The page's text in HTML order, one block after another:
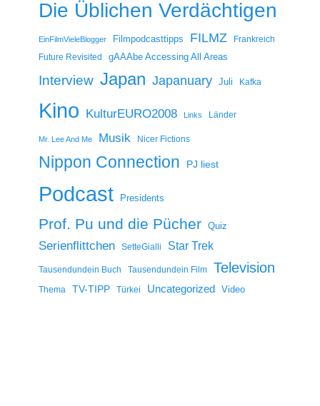
Die Üblichen Verdächtigen
EinFilmVieleBlogger Filmpodcasttipps FILMZ
Frankreich
Future Revisited
gAAAbe Accessing All Areas
Interview Japan Japanuary Juli Kafka
Kino KulturEURO2008 Links Länder
Mr. Lee And Me Musik Nicer Fictions
Nippon Connection PJ liest
Podcast Presidents
Prof. Pu und die Pücher Quiz
Serienflittchen SetteGialli Star Trek
Tausendundein Buch Tausendundein Film Television
Thema TV-TIPP Türkei Uncategorized Video